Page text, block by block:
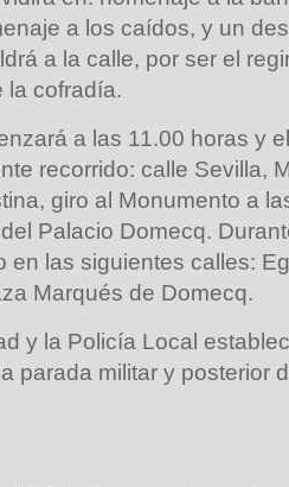
a los caídos, y un
a la calle, por ser el
la cofradía.
a las 11.00 horas y
recorrido: calle Sevilla,
giro al Monumento a
Palacio Domecq.
en las siguientes calles:
Marqués de Domecq.
y la Policía Local
parada militar y posterior